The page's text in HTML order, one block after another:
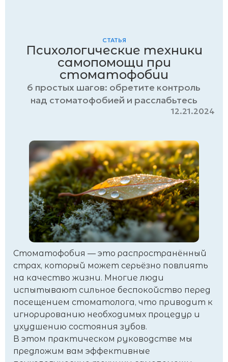
СТАТЬЯ
Психологические техники
самопомощи при
стоматофобии
6 простых шагов: обретите контроль
над стоматофобией и расслабьтесь
12.21.2024
Стоматофобия — это распространённый
страх, который может серьёзно повлиять
на качество жизни. Многие люди
испытывают сильное беспокойство перед
посещением стоматолога, что приводит к
игнорированию необходимых процедур и
ухудшению состояния зубов.
В этом практическом руководстве мы
предложим вам эффективные